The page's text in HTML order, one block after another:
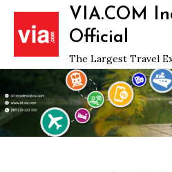
Skip
content
VIA.COM
Official
The Largest Travel